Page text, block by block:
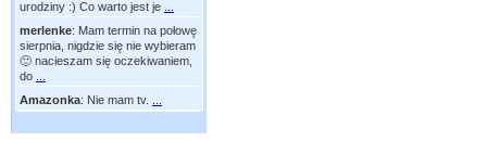
urodziny :) Co warto jest je
merlenke: Mam termin na połowę
sierpnia, nigdzie się nie wybieram
🙂 nacieszam się oczekiwaniem,
do
Amazonka: Nie mam tv.